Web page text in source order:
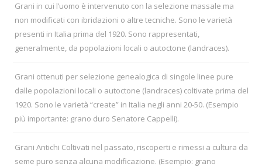
Grani in cui l’uomo è intervenuto con la selezione massale ma
non modificati con ibridazioni o altre tecniche. Sono le varietà
presenti in Italia prima del 1920. Sono rappresentati,
generalmente, da popolazioni locali o autoctone (landraces).
Grani ottenuti per selezione genealogica di singole linee pure
dalle popolazioni locali o autoctone (landraces) coltivate prima del
1920. Sono le varietà “create” in Italia negli anni 20-50. (Esempio
più importante: grano duro Senatore Cappelli).
Grani Antichi Coltivati nel passato, riscoperti e rimessi a cultura da
seme puro senza alcuna modificazione. (Esempio: grano